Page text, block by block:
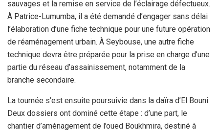
sauvages et la remise en service de l’éclairage défectueux.
À Patrice-Lumumba, il a été demandé d’engager sans délai
l’élaboration d’une fiche technique pour une future opération
de réaménagement urbain. À Seybouse, une autre fiche
technique devra être préparée pour la prise en charge d’une
partie du réseau d’assainissement, notamment de la
branche secondaire.
La tournée s’est ensuite poursuivie dans la daïra d’El Bouni.
Deux dossiers ont dominé cette étape : d’une part, le
chantier d’aménagement de l’oued Boukhmira, destiné à